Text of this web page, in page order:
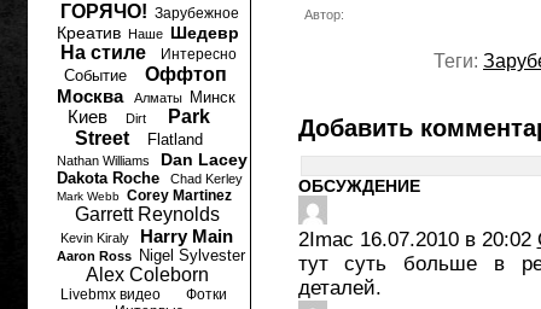
Автор:
Теги:
Добавить
ОБСУЖДЕНИЕ
2Imac 16.07.2010 в 20:02
тут суть больше в
деталей.
ГОРЯЧО! Зарубежное
Креатив Наше Шедевр
На стиле Интересно
Событие
Оффтоп
Москва
Алматы Минск
Киев Dirt
Park
Street
Flatland
Nathan Williams Dan Lacey
Dakota Roche Chad Kerley
Mark Webb Corey Martinez
Garrett Reynolds
Kevin Kiraly Harry Main
Aaron Ross Nigel Sylvester
Alex Coleborn
Livebmx видео
Фотки